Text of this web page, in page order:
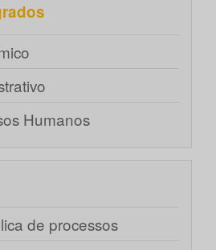
Humanos
de processos